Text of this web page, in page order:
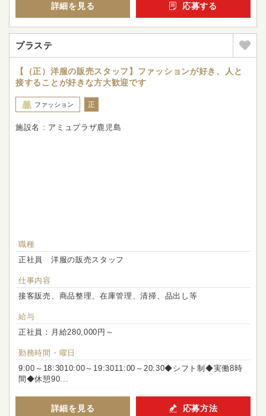
詳細を見る 応募する
プラステ
【（正）洋服の販売スタッフ】ファッションが好き、人と
接することが好きな方大歓迎です
ファッション 正
施設名 : アミュプラザ鹿児島
職種
正社員 洋服の販売スタッフ
仕事内容
接客販売、商品整理、在庫管理、清掃、品出し等
給与
正社員：月給280,000円～
勤務時間・曜日
9:00～18:3010:00～19:3011:00～20:30◆シフト制◆実働8時
間◆休憩90...
詳細を見る 応募方法